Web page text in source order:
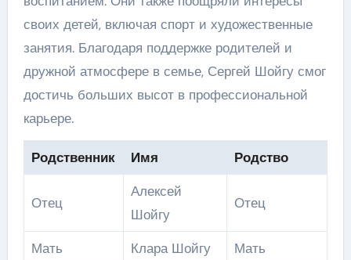
своих детей, включая спорт и художественные
занятия. Благодаря поддержке родителей и
дружной атмосфере в семье, Сергей Шойгу смог
достичь больших высот в профессиональной
карьере.
Родственник Имя Родство
Отец
Алексей
Шойгу
Отец
Мать Клара Шойгу Мать